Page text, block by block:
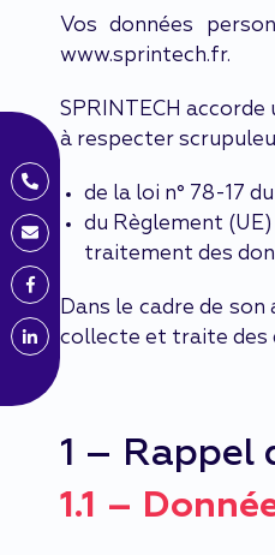
Vos données
www.sprintech.fr.
SPRINTECH
à respecter
de la loi n° 78-17
du Règlement
traitement des
Dans le cadre de
collecte et traite des
1 – Rappel
1.1 –